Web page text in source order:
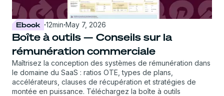
Ebook ·12min·May 7, 2026
Boîte à outils — Conseils sur la
rémunération commerciale
Maîtrisez la conception des systèmes de rémunération dans
le domaine du SaaS : ratios OTE, types de plans,
accélérateurs, clauses de récupération et stratégies de
montée en puissance. Téléchargez la boîte à outils